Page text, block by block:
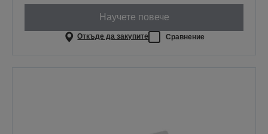
Научете повече
Откъде да закупите Сравнение